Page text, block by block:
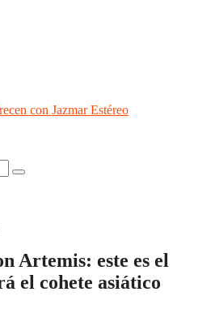
con Jazmar Estéreo
Artemis: este es el
el cohete asiático